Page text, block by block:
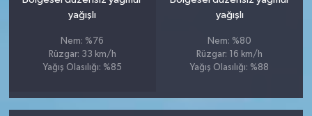
yağışlı
Nem: %76
Rüzgar: 33 km/h
Yağış Olasılığı: %85
yağışlı
Nem: %80
Rüzgar: 16 km/h
Yağış Olasılığı: %88